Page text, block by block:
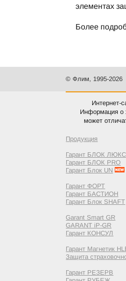
элементах
Более
© Флим, 1995-2026
Интернет-
Информация о
может
Продукция
Гарант БЛОК ЛЮКС
Гарант БЛОК PRO
Гарант Блок UN
Гарант ФОРТ
Гарант БАСТИОН
Гарант Блок SHAFT
Garant Smart GR
GARANT iP-GR
Гарант КОНСУЛ
Гарант Магнетик
Защита
Гарант РЕЗЕРВ